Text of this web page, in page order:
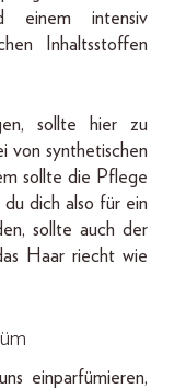
einem intensiv
Inhaltsstoffen
sollte hier zu
von synthetischen
sollte die Pflege
dich also für ein
sollte auch der
Haar riecht wie
einparfümieren,